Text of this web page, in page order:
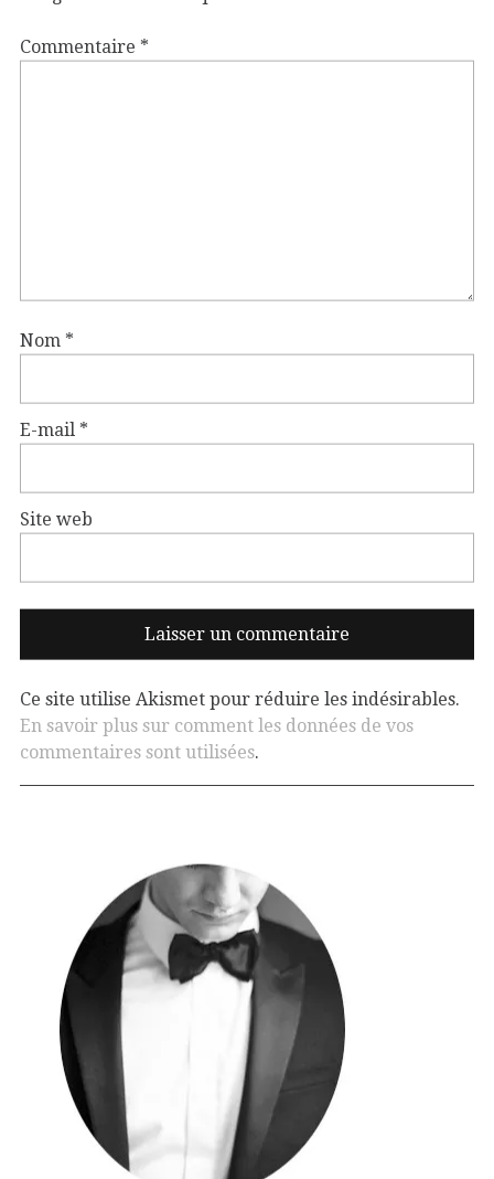
Commentaire *
Nom *
E-mail *
Site web
Ce site utilise Akismet pour réduire les indésirables.
En savoir plus sur comment les données de vos
commentaires sont utilisées.